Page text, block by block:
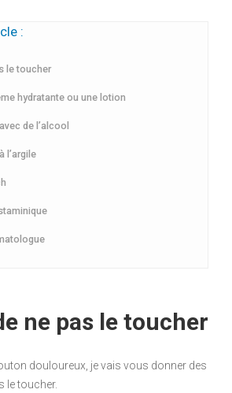
:
le toucher
hydratante ou une lotion
de l’alcool
l’argile
ne pas le toucher
douloureux, je vais vous donner des
le toucher.